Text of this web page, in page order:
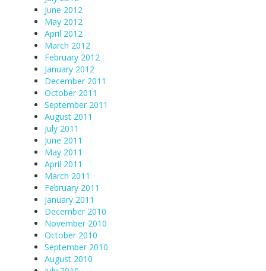
June 2012
May 2012
April 2012
March 2012
February 2012
January 2012
December 2011
October 2011
September 2011
August 2011
July 2011
June 2011
May 2011
April 2011
March 2011
February 2011
January 2011
December 2010
November 2010
October 2010
September 2010
August 2010